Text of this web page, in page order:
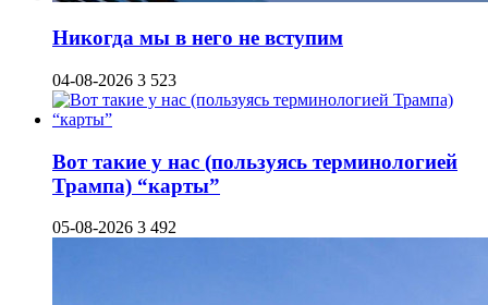
Никогда мы в него не вступим
04-08-2026 3 523
Вот такие у нас (пользуясь терминологией
Трампа) “карты”
05-08-2026 3 492